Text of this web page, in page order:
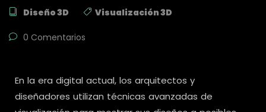
Diseño 3D Visualización 3D
0 Comentarios
En la era digital actual, los arquitectos y
diseñadores utilizan técnicas avanzadas de